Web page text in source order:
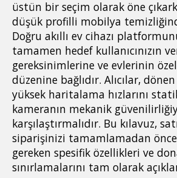
üstün bir seçim olarak öne
düşük profilli mobilya
Doğru akıllı ev cihazı
tamamen hedef kullanıcınızın
gereksinimlerine ve evlerinin
düzenine bağlıdır. Alıcılar,
yüksek haritalama hızlarını
kameranın mekanik
karşılaştırmalıdır. Bu kılavuz,
siparişinizi tamamlamadan
gereken spesifik özellikleri ve
sınırlamalarını tam olarak